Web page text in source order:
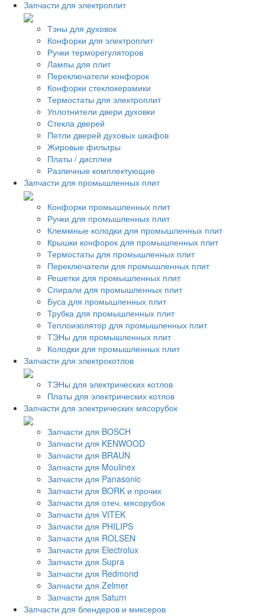
Запчасти для электроплит
Тэны для духовок
Конфорки для электроплит
Ручки терморегуляторов
Лампы для плит
Переключатели конфорок
Конфорки стеклокерамики
Термостаты для электроплит
Уплотнители двери духовки
Стекла дверей
Петли дверей духовых шкафов
Жировые фильтры
Платы / дисплеи
Различные комплектующие
Запчасти для промышленных плит
Конфорки промышленных плит
Ручки для промышленных плит
Клеммные колодки для промышленных плит
Крышки конфорок для промышленных плит
Термостаты для промышленных плит
Переключатели для промышленных плит
Решетки для промышленных плит
Спирали для промышленных плит
Буса для промышленных плит
Трубка для промышленных плит
Теплоизолятор для промышленных плит
ТЭНы для промышленных плит
Колодки для промышленных плит
Запчасти для электрокотлов
ТЭНы для электрических котлов
Платы для электрических котлов
Запчасти для электрических мясорубок
Запчасти для BOSCH
Запчасти для KENWOOD
Запчасти для BRAUN
Запчасти для Moulinex
Запчасти для Panasonic
Запчасти для BORK и прочих
Запчасти для отеч. мясорубок
Запчасти для VITEK
Запчасти для PHILIPS
Запчасти для ROLSEN
Запчасти для Electrolux
Запчасти для Supra
Запчасти для Redmond
Запчасти для Zelmer
Запчасти для Saturn
Запчасти для блендеров и миксеров